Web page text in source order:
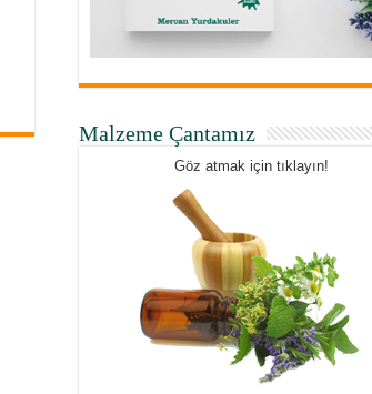
Malzeme Çantamız
Göz atmak için tıklayın!